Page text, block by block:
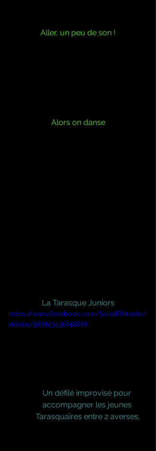
Aller, un peu de son !
Alors on danse
La Tarasque Juniors
https://www.facebook.com/SoleilFMradio/
videos/987153436748878
Un défilé improvisé pour
accompagner les jeunes
Tarasquaïres entre 2 averses.